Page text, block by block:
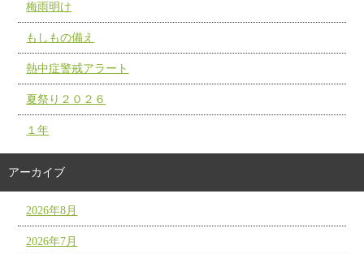
梅雨明け
もしもの備え
熱中症警戒アラート
夏祭り２０２６
１年
アーカイブ
2026年8月
2026年7月